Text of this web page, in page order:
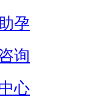
孕
询
心